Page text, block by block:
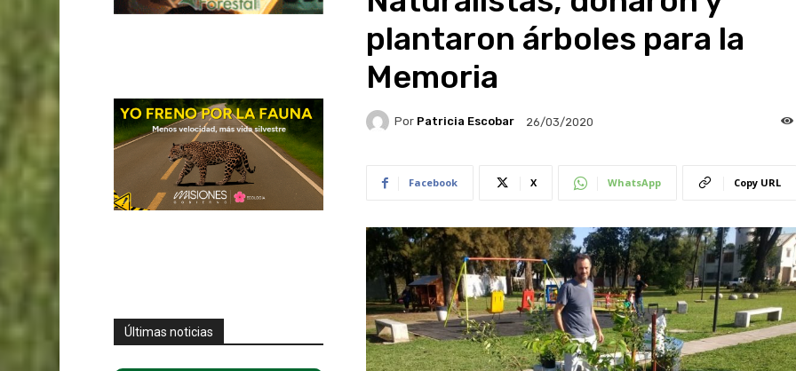
Últimas noticias
plantaron árboles para la
Memoria
Por Patricia Escobar 26/03/2020
Facebook X WhatsApp Copy URL